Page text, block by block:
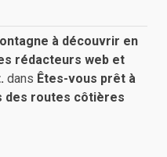
à découvrir en
rédacteurs web et
dans Êtes-vous prêt à
des routes côtières